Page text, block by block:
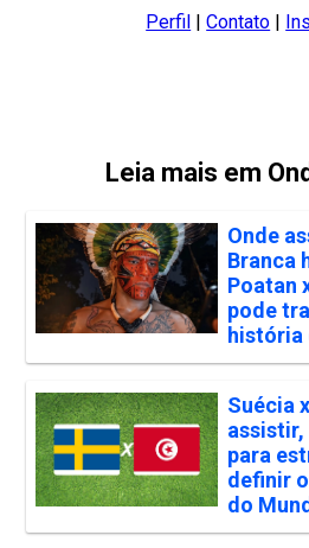
Perfil |Contato |
Leia mais em
Onde
Branca
Poatan
pode
história
Suécia
para
definir
do